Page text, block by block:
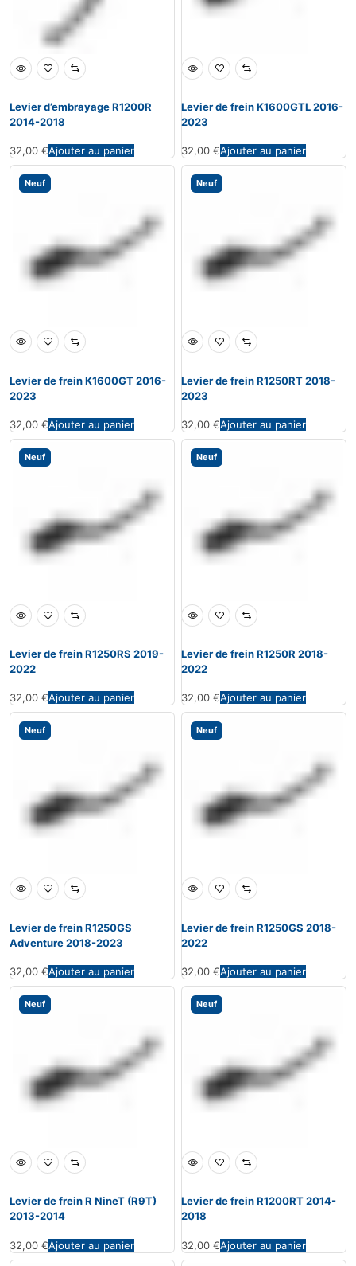
Levier d’embrayage R1200R
2014-2018
32,00 €Ajouter au panier
Levier de frein K1600GTL 2016-
2023
32,00 €Ajouter au panier
Neuf
Levier de frein K1600GT 2016-
2023
32,00 €Ajouter au panier
Neuf
Levier de frein R1250RT 2018-
2023
32,00 €Ajouter au panier
Neuf
Levier de frein R1250RS 2019-
2022
32,00 €Ajouter au panier
Neuf
Levier de frein R1250R 2018-
2022
32,00 €Ajouter au panier
Neuf
Levier de frein R1250GS
Adventure 2018-2023
32,00 €Ajouter au panier
Neuf
Levier de frein R1250GS 2018-
2022
32,00 €Ajouter au panier
Neuf
Levier de frein R NineT (R9T)
2013-2014
32,00 €Ajouter au panier
Neuf
Levier de frein R1200RT 2014-
2018
32,00 €Ajouter au panier